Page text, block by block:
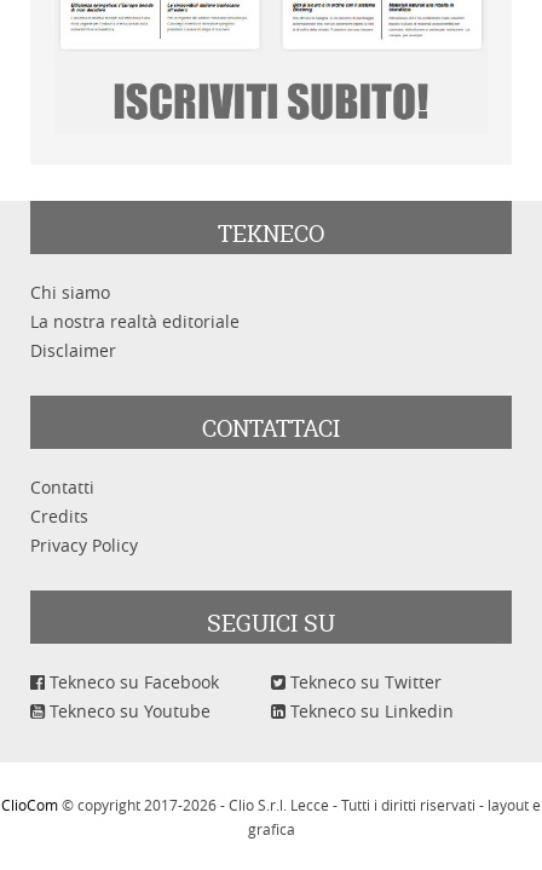
TEKNECO
Chi siamo
La nostra realtà editoriale
Disclaimer
CONTATTACI
Contatti
Credits
Privacy Policy
SEGUICI SU
Tekneco su Facebook
Tekneco su Twitter
Tekneco su Youtube
Tekneco su Linkedin
ClioCom© copyright 2017-2026 - Clio S.r.l. Lecce - Tutti i diritti riservati - layout e
grafica